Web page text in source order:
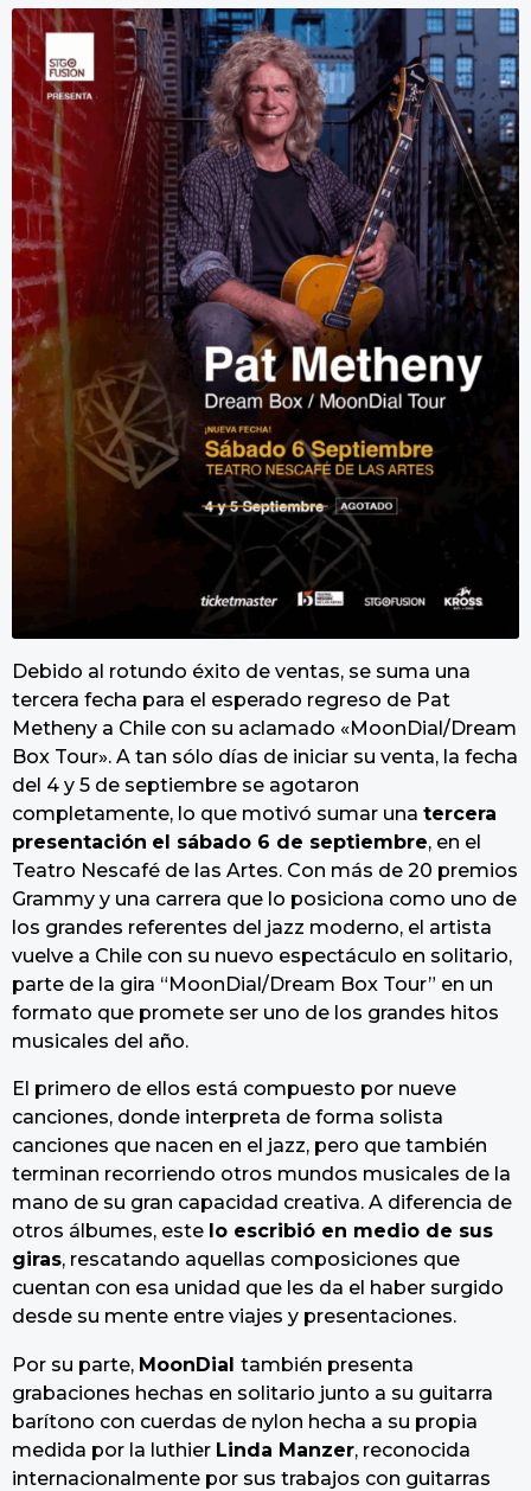
Debido al rotundo éxito de ventas, se suma una
tercera fecha para el esperado regreso de Pat
Metheny a Chile con su aclamado «MoonDial/Dream
Box Tour». A tan sólo días de iniciar su venta, la fecha
del 4 y 5 de septiembre se agotaron
completamente, lo que motivó sumar una tercera
presentación el sábado 6 de septiembre, en el
Teatro Nescafé de las Artes. Con más de 20 premios
Grammy y una carrera que lo posiciona como uno de
los grandes referentes del jazz moderno, el artista
vuelve a Chile con su nuevo espectáculo en solitario,
parte de la gira “MoonDial/Dream Box Tour” en un
formato que promete ser uno de los grandes hitos
musicales del año.
El primero de ellos está compuesto por nueve
canciones, donde interpreta de forma solista
canciones que nacen en el jazz, pero que también
terminan recorriendo otros mundos musicales de la
mano de su gran capacidad creativa. A diferencia de
otros álbumes, este lo escribió en medio de sus
giras, rescatando aquellas composiciones que
cuentan con esa unidad que les da el haber surgido
desde su mente entre viajes y presentaciones.
Por su parte, MoonDial también presenta
grabaciones hechas en solitario junto a su guitarra
barítono con cuerdas de nylon hecha a su propia
medida por la luthier Linda Manzer, reconocida
internacionalmente por sus trabajos con guitarras